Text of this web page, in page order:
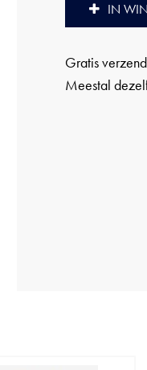
IN
Gratis
Meestal